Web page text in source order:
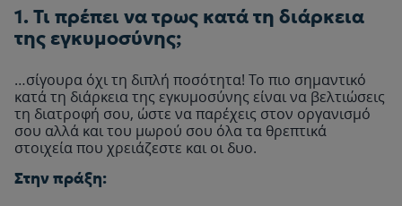
1. Τι πρέπει να τρως κατά τη διάρκεια
της εγκυμοσύνης;​
…σίγουρα όχι τη διπλή ποσότητα! Το πιο σημαντικό
κατά τη διάρκεια της εγκυμοσύνης είναι να βελτιώσεις
τη διατροφή σου, ώστε να παρέχεις στον οργανισμό
σου αλλά και του μωρού σου όλα τα θρεπτικά
στοιχεία που χρειάζεστε και οι δυο.
Στην πράξη: